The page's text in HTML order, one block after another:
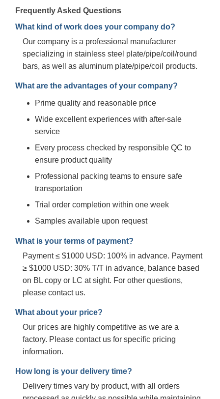
Frequently Asked Questions
What kind of work does your company do?
Our company is a professional manufacturer
specializing in stainless steel plate/pipe/coil/round
bars, as well as aluminum plate/pipe/coil products.
What are the advantages of your company?
Prime quality and reasonable price
Wide excellent experiences with after-sale
service
Every process checked by responsible QC to
ensure product quality
Professional packing teams to ensure safe
transportation
Trial order completion within one week
Samples available upon request
What is your terms of payment?
Payment ≤ $1000 USD: 100% in advance. Payment
≥ $1000 USD: 30% T/T in advance, balance based
on BL copy or LC at sight. For other questions,
please contact us.
What about your price?
Our prices are highly competitive as we are a
factory. Please contact us for specific pricing
information.
How long is your delivery time?
Delivery times vary by product, with all orders